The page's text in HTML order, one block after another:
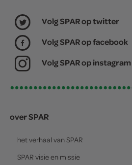
Volg SPAR op twitter
Volg SPAR op facebook
Volg SPAR op instagram
over SPAR
het verhaal van SPAR
SPAR visie en missie